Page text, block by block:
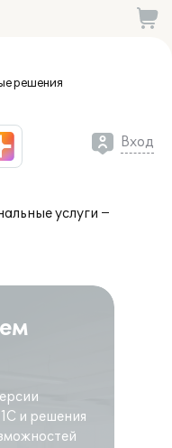
решения
Вход
услуги
и решения